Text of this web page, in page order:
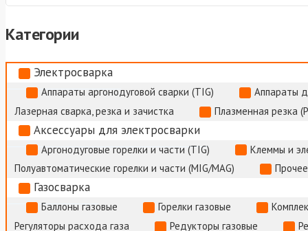
Категории
Электросварка
Аппараты аргонодуговой сварки (TIG)
Аппараты
Лазерная сварка, резка и зачистка
Плазменная резка
Аксессуары для электросварки
Аргонодуговые горелки и части (TIG)
Клеммы и
Полуавтоматические горелки и части (MIG/MAG)
Газосварка
Баллоны газовые Горелки газовые
Регуляторы расхода газа
Редукторы газовые